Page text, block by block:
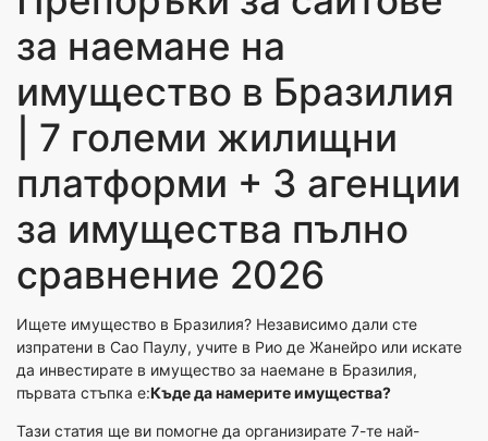
за наемане на
имущество в Бразилия
| 7 големи жилищни
платформи + 3 агенции
за имущества пълно
сравнение 2026
Ищете имущество в Бразилия? Независимо дали сте
изпратени в Сао Паулу, учите в Рио де Жанейро или искате
да инвестирате в имущество за наемане в Бразилия,
първата стъпка е:Къде да намерите имущества?
Тази статия ще ви помогне да организирате 7-те най-